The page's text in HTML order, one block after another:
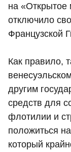
на «Открытое
отключило
Французской
Как правило,
другим
средств для
флотилии и
положиться
который